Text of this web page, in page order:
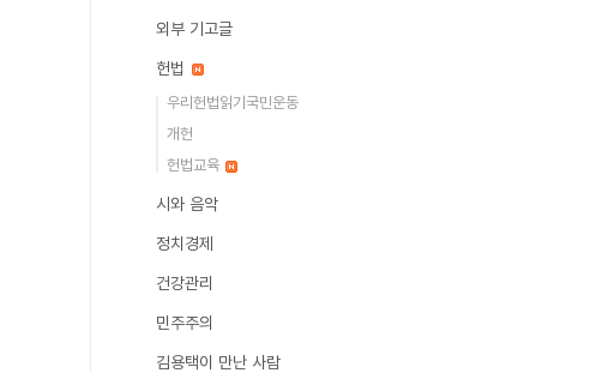
외부 기고글
헌법
우리헌법읽기국민운동
개헌
헌법교육
시와 음악
정치경제
건강관리
민주주의
김용택이 만난 사람